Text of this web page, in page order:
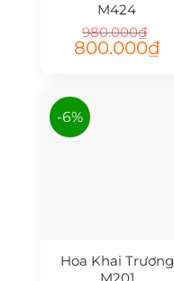
M424
980.000₫
Giá
gốc
800.000₫Giá
-6%
Hoa Khai Trương
M201